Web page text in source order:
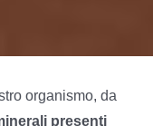
organismo, da
presenti